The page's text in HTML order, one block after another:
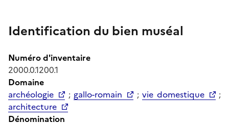
Identification du bien muséal
Numéro d'inventaire
2000.0.1200.1
Domaine
archéologie
; gallo-romain ; vie domestique
;
architecture
Dénomination